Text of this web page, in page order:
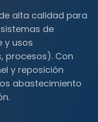
alta calidad para
de
y usos
procesos). Con
y reposición
abastecimiento